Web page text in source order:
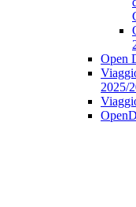
Open
2025/